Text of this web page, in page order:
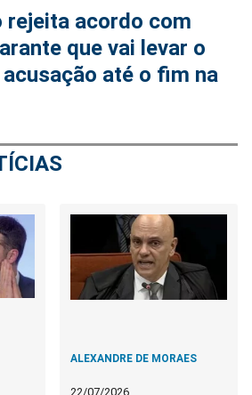
rejeita acordo com
que vai levar o
até o fim na
ALEXANDRE DE MORAES
22/07/2026